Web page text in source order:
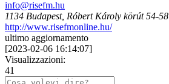
info@risefm.hu
1134 Budapest, Róbert Károly körút 54-58
http://www.risefmonline.hu/
ultimo aggiornamento
[2023-02-06 16:14:07]
Visualizzazioni:
41